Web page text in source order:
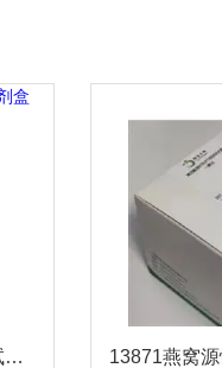
1384500犬血巴尔通体PCR试剂盒 13871燕窝